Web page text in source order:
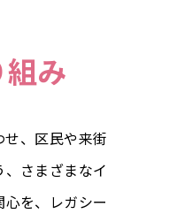
み
、区民や来街
さまざまなイ
を、レガシー